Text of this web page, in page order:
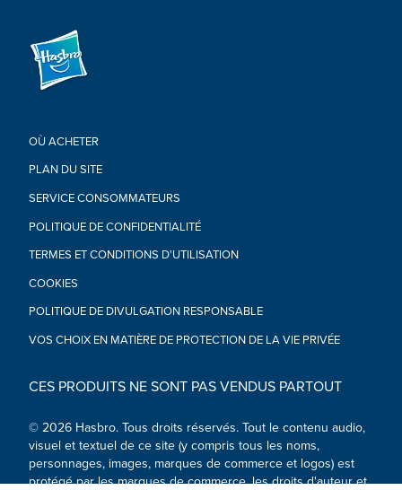
OÙ ACHETER
PLAN DU SITE
SERVICE CONSOMMATEURS
POLITIQUE DE CONFIDENTIALITÉ
TERMES ET CONDITIONS D'UTILISATION
COOKIES
POLITIQUE DE DIVULGATION RESPONSABLE
VOS CHOIX EN MATIÈRE DE PROTECTION DE LA VIE PRIVÉE
CES PRODUITS NE SONT PAS VENDUS PARTOUT
© 2026 Hasbro. Tous droits réservés. Tout le contenu audio,
visuel et textuel de ce site (y compris tous les noms,
personnages, images, marques de commerce et logos) est
protégé par les marques de commerce, les droits d'auteur et